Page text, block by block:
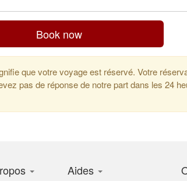
Book now
que votre voyage est réservé. Votre
pas de réponse de notre part dans les 24
Aides